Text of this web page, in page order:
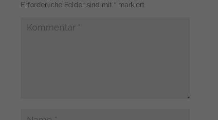
Erforderliche Felder sind mit * markiert